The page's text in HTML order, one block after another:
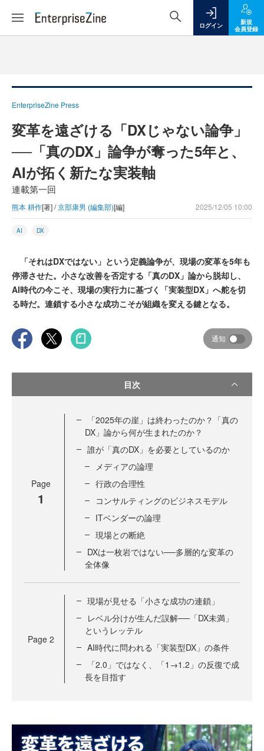
ログイン
新規
会員登録
EnterpriseZine Press
変革を遠ざける「DXじゃない論争」
──「真のDX」論争が奪った5年と、
AIが拓く新たな実装軸
連載第一回
熊本 耕作[著] /京部康男 (編集部)[編] 2025/12/05 10:00
AI DX
「それはDXではない」という定義論争が、現場の変革を5年も
停滞させた。小さな改善を否定する「真のDX」論から脱却し、
AI時代の今こそ、現場の実行力に基づく「実装型DX」へ舵を切
る時だ。連鎖する小さな成功こそが組織を変える鍵となる。
通知
目次
Page
1
「2025年の崖」は終わったのか？「真の
DX」論から何が生まれたのか？
誰が「真のDX」を必要としているのか
メディアの論理
行政の合理性
コンサルティングのビジネスモデル
ITベンダーの論理
現場との断絶
DXは一枚岩ではない──多層的な変革の
全体像
Page 2
現場が見せる「小さな成功の連鎖」
レベル分けが生んだ誤解──「DX未満」
というレッテル
AI時代に問われる「実装型DX」の条件
「2.0」ではなく、「1→1.2」の反復で成
長を目指す